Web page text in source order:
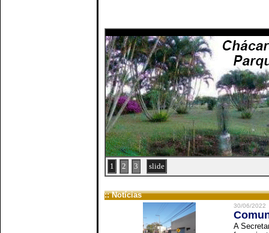
1 2 3 slide
:: Notícias
30/06/2022
A